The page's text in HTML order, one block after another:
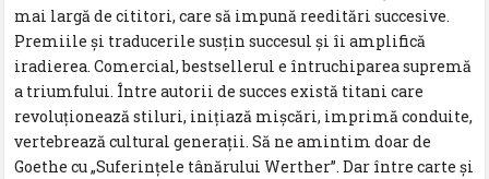
mai largă de cititori, care să impună reeditări succesive.
Premiile și traducerile susțin succesul și îi amplifică
iradierea. Comercial, bestsellerul e întruchiparea supremă
a triumfului. Între autorii de succes există titani care
revoluționează stiluri, inițiază mișcări, imprimă conduite,
vertebrează cultural generații. Să ne amintim doar de
Goethe cu „Suferințele tânărului Werther”. Dar între carte și